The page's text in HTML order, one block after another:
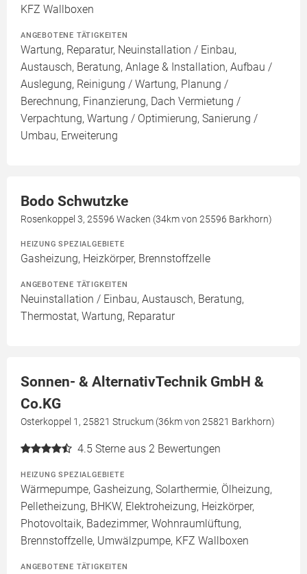
KFZ Wallboxen
ANGEBOTENE TÄTIGKEITEN
Wartung, Reparatur, Neuinstallation / Einbau,
Austausch, Beratung, Anlage & Installation, Aufbau /
Auslegung, Reinigung / Wartung, Planung /
Berechnung, Finanzierung, Dach Vermietung /
Verpachtung, Wartung / Optimierung, Sanierung /
Umbau, Erweiterung
Bodo Schwutzke
Rosenkoppel 3, 25596 Wacken (34km von 25596 Barkhorn)
HEIZUNG SPEZIALGEBIETE
Gasheizung, Heizkörper, Brennstoffzelle
ANGEBOTENE TÄTIGKEITEN
Neuinstallation / Einbau, Austausch, Beratung,
Thermostat, Wartung, Reparatur
Sonnen- & AlternativTechnik GmbH &
Co.KG
Osterkoppel 1, 25821 Struckum (36km von 25821 Barkhorn)
4.5 Sterne aus 2 Bewertungen
HEIZUNG SPEZIALGEBIETE
Wärmepumpe, Gasheizung, Solarthermie, Ölheizung,
Pelletheizung, BHKW, Elektroheizung, Heizkörper,
Photovoltaik, Badezimmer, Wohnraumlüftung,
Brennstoffzelle, Umwälzpumpe, KFZ Wallboxen
ANGEBOTENE TÄTIGKEITEN